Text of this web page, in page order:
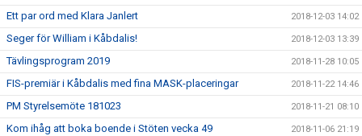
Ett par ord med Klara Janlert 2018-12-03 14:02
Seger för William i Kåbdalis! 2018-12-03 13:39
Tävlingsprogram 2019 2018-11-28 10:05
FIS-premiär i Kåbdalis med fina MASK-placeringar 2018-11-22 14:46
PM Styrelsemöte 181023 2018-11-21 08:10
Kom ihåg att boka boende i Stöten vecka 49 2018-11-06 21:19